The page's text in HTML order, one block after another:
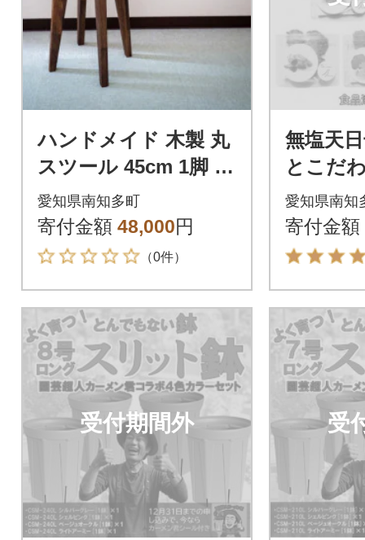
ハンドメイド 木製 丸
スツール 45cm 1脚 ウ
ォルナットカラー 椅
子 インテリア
愛知県南知多町
寄付金額 48,000円
（0件）
無塩天
とこだ
った わ
べいふ
ト
愛知県南知
寄付金額
受付期間外 受